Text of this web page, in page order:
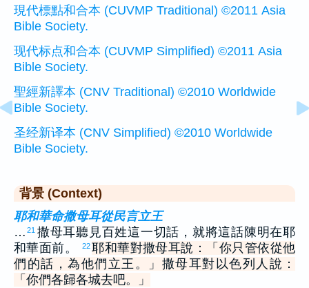
現代標點和合本 (CUVMP Traditional) ©2011 Asia
Bible Society.
现代标点和合本 (CUVMP Simplified) ©2011 Asia
Bible Society.
聖經新譯本 (CNV Traditional) ©2010 Worldwide
Bible Society.
圣经新译本 (CNV Simplified) ©2010 Worldwide
Bible Society.
背景 (Context)
耶和華命撒母耳從民言立王
… 21 撒母耳聽見百姓這一切話，就將這話陳明在耶
和華面前。
22耶和華對撒母耳說：「你只管依從他
們的話，為他們立王。」撒母耳對以色列人說：
「你們各歸各城去吧。」